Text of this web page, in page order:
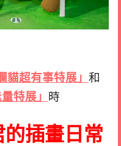
貓超有事特展」 和
特展」 時
的插畫日常